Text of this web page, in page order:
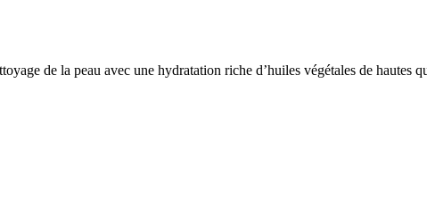
de la peau avec une hydratation riche d’huiles végétales de hautes